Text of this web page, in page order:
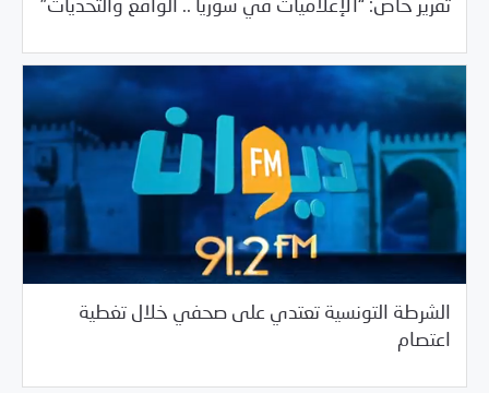
تقرير خاص: “الإعلاميات في سوريا .. الواقع والتحديات”
الشرطة التونسية تعتدي على صحفي خلال تغطية
اعتصام
09/20/2017 العالم العربي/تونس